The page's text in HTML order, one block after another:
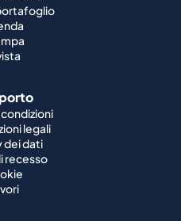
legali
dei dati
recesso